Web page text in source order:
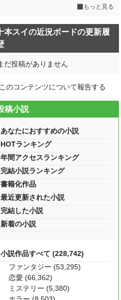
もっと見る
本スイの近況ボードの更新履
だ投稿がありません
このコンテンツについて報告する
稿小説
あなたにおすすめの小説
HOTランキング
年間アクセスランキング
完結小説ランキング
書籍化作品
最近更新された小説
完結した小説
新着の小説
小説作品すべて (228,742)
ファンタジー (53,295)
恋愛 (66,362)
ミステリー (5,380)